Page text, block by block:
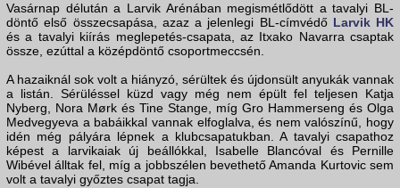
Vasárnap délután a Larvik Arénában megismétlődött a tavalyi BL-
döntő első összecsapása, azaz a jelenlegi BL-címvédő Larvik HK
és a tavalyi kiírás meglepetés-csapata, az Itxako Navarra csaptak
össze, ezúttal a középdöntő csoportmeccsén.
A hazaiknál sok volt a hiányzó, sérültek és újdonsült anyukák vannak
a listán. Sérüléssel küzd vagy még nem épült fel teljesen Katja
Nyberg, Nora Mørk és Tine Stange, míg Gro Hammerseng és Olga
Medvegyeva a babáikkal vannak elfoglalva, és nem valószínű, hogy
idén még pályára lépnek a klubcsapatukban. A tavalyi csapathoz
képest a larvikaiak új beállókkal, Isabelle Blancóval és Pernille
Wibével álltak fel, míg a jobbszélen bevethető Amanda Kurtovic sem
volt a tavalyi győztes csapat tagja.